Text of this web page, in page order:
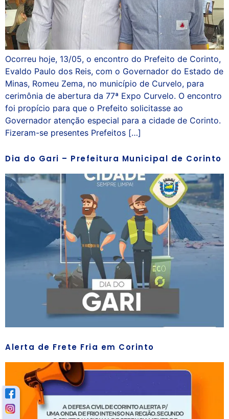
Ocorreu hoje, 13/05, o encontro do Prefeito de Corinto,
Evaldo Paulo dos Reis, com o Governador do Estado de
Minas, Romeu Zema, no município de Curvelo, para
cerimônia de abertura da 77ª Expo Curvelo. O encontro
foi propício para que o Prefeito solicitasse ao
Governador atenção especial para a cidade de Corinto.
Fizeram-se presentes Prefeitos […]
Dia do Gari – Prefeitura Municipal de Corinto
Alerta de Frete Fria em Corinto